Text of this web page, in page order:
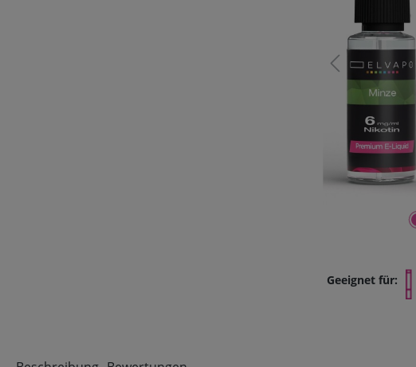
Geeignet für: